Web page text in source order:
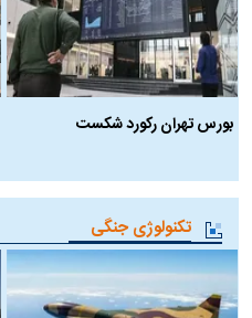
بورس تهران رکورد شکست
تکنولوژی جنگی